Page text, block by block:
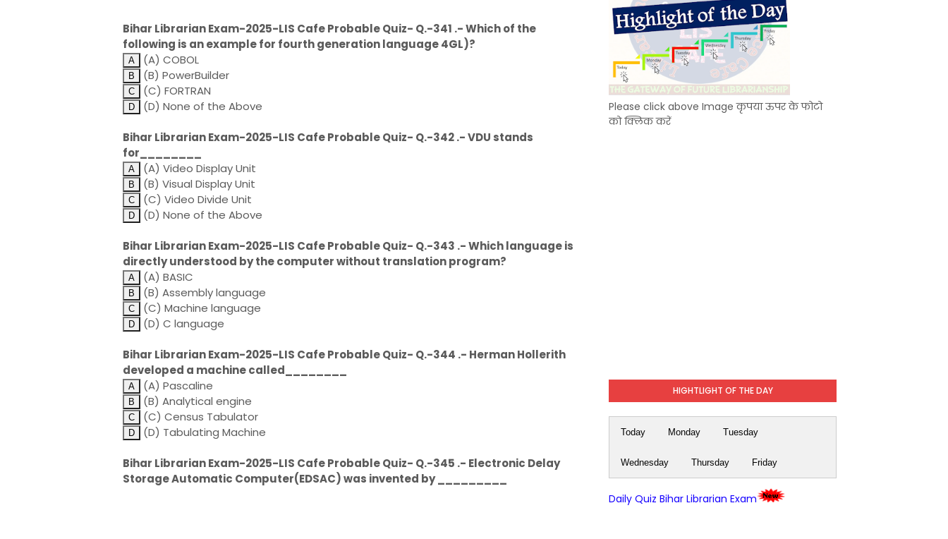
Bihar Librarian Exam-2025-LIS Cafe Probable Quiz- Q.-341 .- Which of the
following is an example for fourth generation language 4GL)?
(A) COBOL
(B) PowerBuilder
(C) FORTRAN
(D) None of the Above
Bihar Librarian Exam-2025-LIS Cafe Probable Quiz- Q.-342 .- VDU stands
for________
(A) Video Display Unit
(B) Visual Display Unit
(C) Video Divide Unit
(D) None of the Above
Bihar Librarian Exam-2025-LIS Cafe Probable Quiz- Q.-343 .- Which language is
directly understood by the computer without translation program?
(A) BASIC
(B) Assembly language
(C) Machine language
(D) C language
Bihar Librarian Exam-2025-LIS Cafe Probable Quiz- Q.-344 .- Herman Hollerith
developed a machine called________
(A) Pascaline
(B) Analytical engine
(C) Census Tabulator
(D) Tabulating Machine
Bihar Librarian Exam-2025-LIS Cafe Probable Quiz- Q.-345 .- Electronic Delay
Storage Automatic Computer(EDSAC) was invented by _________
Please click above Image कृपया ऊपर के फोटो
को क्लिक करें
HIGHTLIGHT OF THE DAY
Today Monday Tuesday
Wednesday Thursday Friday
Daily Quiz Bihar Librarian Exam